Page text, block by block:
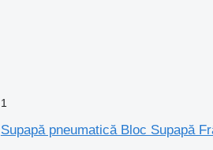
1
Supapă pneumatică Bloc Supapă